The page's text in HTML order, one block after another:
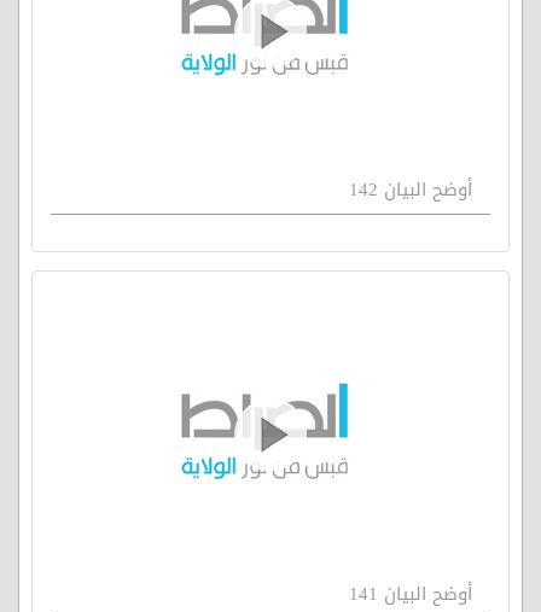
أوضح البيان 142
أوضح البيان 141